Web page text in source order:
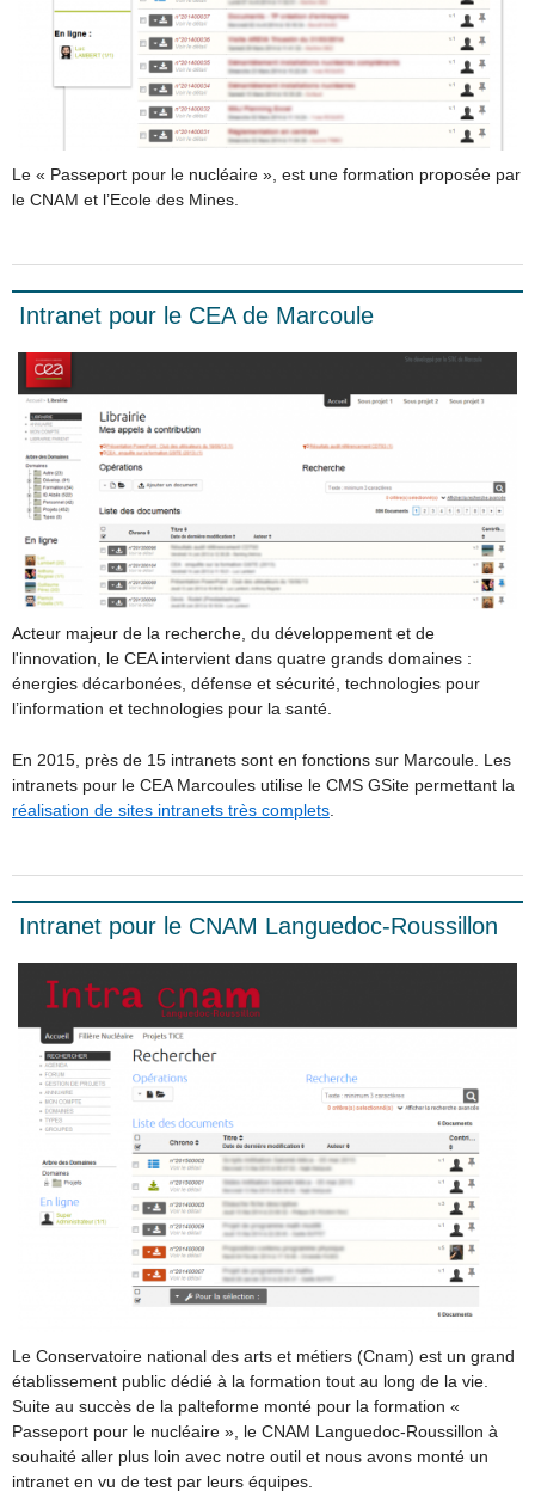
Le « Passeport pour le nucléaire », est une formation proposée par
le CNAM et l’Ecole des Mines.
Intranet pour le CEA de Marcoule
Acteur majeur de la recherche, du développement et de
l'innovation, le CEA intervient dans quatre grands domaines :
énergies décarbonées, défense et sécurité, technologies pour
l’information et technologies pour la santé.
En 2015, près de 15 intranets sont en fonctions sur Marcoule. Les
intranets pour le CEA Marcoules utilise le CMS GSite permettant la
réalisation de sites intranets très complets
Intranet pour le CNAM Languedoc-Roussillon
Le Conservatoire national des arts et métiers (Cnam) est un grand
établissement public dédié à la formation tout au long de la vie.
Suite au succès de la palteforme monté pour la formation «
Passeport pour le nucléaire », le CNAM Languedoc-Roussillon à
souhaité aller plus loin avec notre outil et nous avons monté un
intranet en vu de test par leurs équipes.